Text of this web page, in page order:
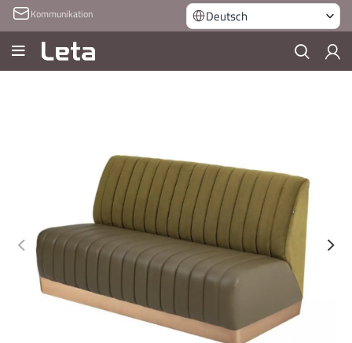
Kommunikation Deutsch